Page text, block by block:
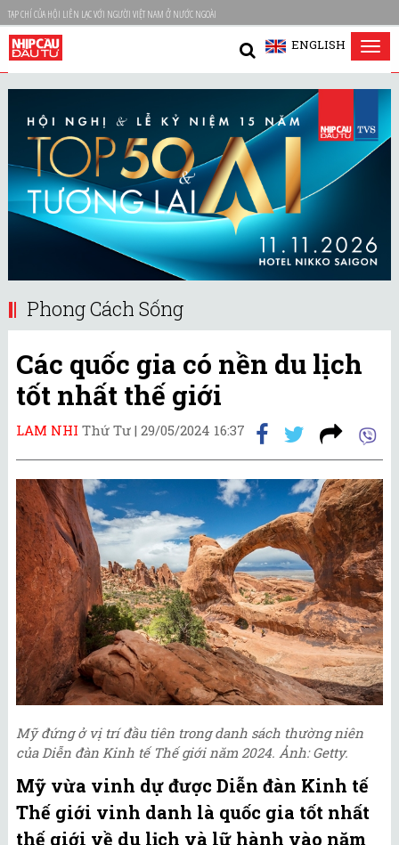
TẠP CHÍ CỦA HỘI LIÊN LẠC VỚI NGƯỜI VIỆT NAM Ở NƯỚC NGOÀI
ENGLISH
Phong Cách Sống
Các quốc gia có nền du lịch
tốt nhất thế giới
LAM NHI Thứ Tư | 29/05/2024 16:37
Mỹ đứng ở vị trí đầu tiên trong danh sách thường niên
của Diễn đàn Kinh tế Thế giới năm 2024. Ảnh: Getty.
Mỹ vừa vinh dự được Diễn đàn Kinh tế
Thế giới vinh danh là quốc gia tốt nhất
thế giới về du lịch và lữ hành vào năm